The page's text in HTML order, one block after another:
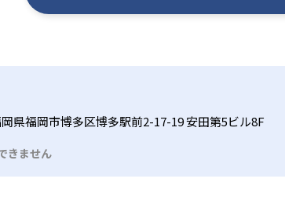
県福岡市博多区博多駅前2-17-19 安田第5ビル8F
きません